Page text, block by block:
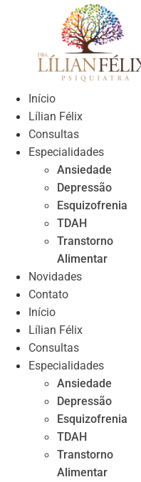
Início
Lílian Félix
Consultas
Especialidades
Ansiedade
Depressão
Esquizofrenia
TDAH
Transtorno
Alimentar
Novidades
Contato
Início
Lílian Félix
Consultas
Especialidades
Ansiedade
Depressão
Esquizofrenia
TDAH
Transtorno
Alimentar